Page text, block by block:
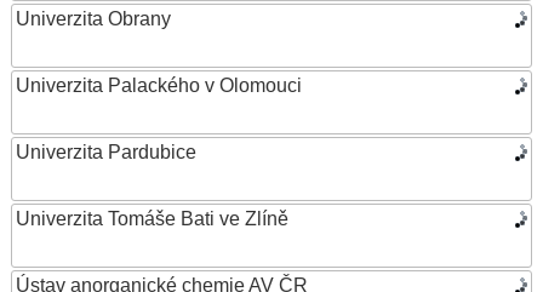
Univerzita Obrany
Univerzita Palackého v Olomouci
Univerzita Pardubice
Univerzita Tomáše Bati ve Zlíně
Ústav anorganické chemie AV ČR